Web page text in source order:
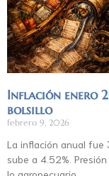
Inflación enero
bolsillo
febrero 9, 2026
La inflación anual fue
sube a 4.52%.